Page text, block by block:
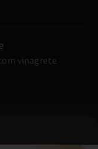
vinagrete